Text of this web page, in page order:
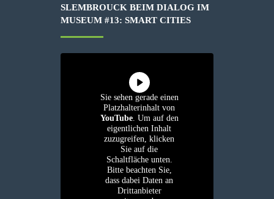
SLEMBROUCK BEIM DIALOG IM
MUSEUM #13: SMART CITIES
Sie sehen gerade einen
Platzhalterinhalt von
YouTube. Um auf den
eigentlichen Inhalt
zuzugreifen, klicken
Sie auf die
Schaltfläche unten.
Bitte beachten Sie,
dass dabei Daten an
Drittanbieter